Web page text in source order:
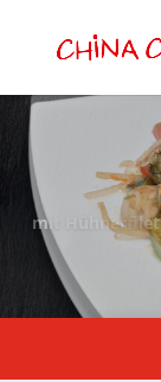
mit Hühnerfilet